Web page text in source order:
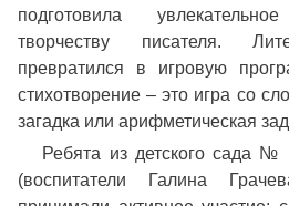
подготовила
творчеству писателя.
превратился в игровую
стихотворение – это игра со
загадка или арифметическая
Ребята из детского сада №
(воспитатели Галина